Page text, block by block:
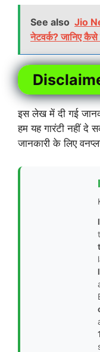
See also Jio
नेटवर्क? जानिए
इस लेख में दी गई
हम यह गारंटी नहीं
जानकारी के लिए